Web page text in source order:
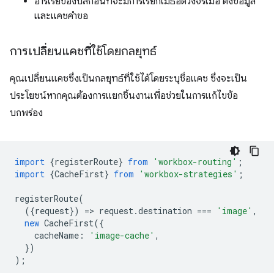
และแคชคําขอ
การเปลี่ยนแคชที่ใช้โดยกลยุทธ์
คุณเปลี่ยนแคชซึ่งเป็นกลยุทธ์ที่ใช้ได้โดยระบุชื่อแคช ซึ่งจะเป็น
ประโยชน์หากคุณต้องการแยกชิ้นงานเพื่อช่วยในการแก้ไขข้อ
บกพร่อง
import {registerRoute} from 'workbox-routing' ;
import {CacheFirst} from 'workbox-strategies' ;
registerRoute(
({request}) => request .destination === 'image' ,
new CacheFirst({
cacheName : 'image-cache' ,
})
);